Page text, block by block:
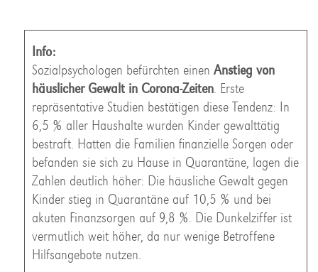
Info:
Sozialpsychologen befürchten einen Anstieg von
häuslicher Gewalt in Corona-Zeiten. Erste
repräsentative Studien bestätigen diese Tendenz: In
6,5 % aller Haushalte wurden Kinder gewalttätig
bestraft. Hatten die Familien finanzielle Sorgen oder
befanden sie sich zu Hause in Quarantäne, lagen die
Zahlen deutlich höher: Die häusliche Gewalt gegen
Kinder stieg in Quarantäne auf 10,5 % und bei
akuten Finanzsorgen auf 9,8 %. Die Dunkelziffer ist
vermutlich weit höher, da nur wenige Betroffene
Hilfsangebote nutzen.